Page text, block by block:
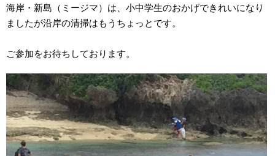
海岸・新島（ミージマ）は、小中学生のおかげできれいになり
ましたが沿岸の清掃はもうちょっとです。
ご参加をお待ちしております。